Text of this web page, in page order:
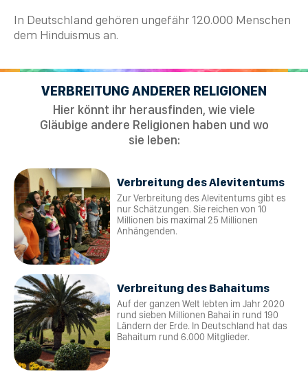
In Deutschland gehören ungefähr 120.000 Menschen
dem Hinduismus an.
VERBREITUNG ANDERER RELIGIONEN
Hier könnt ihr herausfinden, wie viele
Gläubige andere Religionen haben und wo
sie leben:
Verbreitung des Alevitentums
Zur Verbreitung des Alevitentums gibt es
nur Schätzungen. Sie reichen von 10
Millionen bis maximal 25 Millionen
Anhängenden.
Verbreitung des Bahaitums
Auf der ganzen Welt lebten im Jahr 2020
rund sieben Millionen Bahai in rund 190
Ländern der Erde. In Deutschland hat das
Bahaitum rund 6.000 Mitglieder.